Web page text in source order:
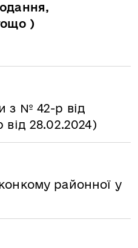
)
з № 42-р від
28.02.2024)
районної у